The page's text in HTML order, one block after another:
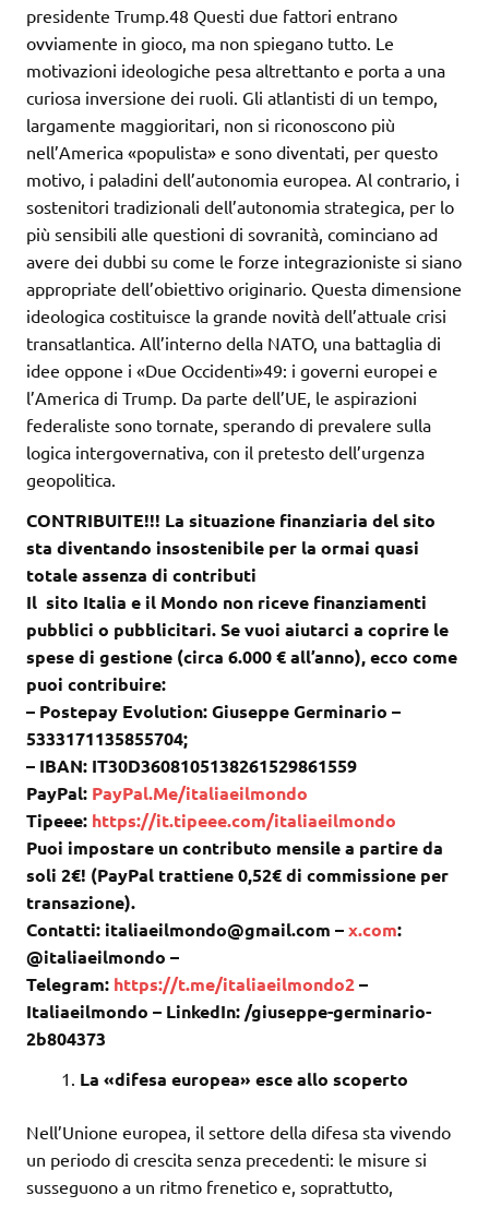
presidente Trump.48 Questi due fattori entrano
ovviamente in gioco, ma non spiegano tutto. Le
motivazioni ideologiche pesa altrettanto e porta a una
curiosa inversione dei ruoli. Gli atlantisti di un tempo,
largamente maggioritari, non si riconoscono più
nell’America «populista» e sono diventati, per questo
motivo, i paladini dell’autonomia europea. Al contrario, i
sostenitori tradizionali dell’autonomia strategica, per lo
più sensibili alle questioni di sovranità, cominciano ad
avere dei dubbi su come le forze integrazioniste si siano
appropriate dell’obiettivo originario. Questa dimensione
ideologica costituisce la grande novità dell’attuale crisi
transatlantica. All’interno della NATO, una battaglia di
idee oppone i «Due Occidenti»49: i governi europei e
l’America di Trump. Da parte dell’UE, le aspirazioni
federaliste sono tornate, sperando di prevalere sulla
logica intergovernativa, con il pretesto dell’urgenza
geopolitica.
CONTRIBUITE!!! La situazione finanziaria del sito
sta diventando insostenibile per la ormai quasi
totale assenza di contributi
Il sito Italia e il Mondo non riceve finanziamenti
pubblici o pubblicitari. Se vuoi aiutarci a coprire le
spese di gestione (circa 6.000 € all’anno), ecco come
puoi contribuire:
– Postepay Evolution: Giuseppe Germinario –
5333171135855704;
– IBAN: IT30D3608105138261529861559
PayPal: PayPal.Me/italiaeilmondo
Tipeee: https://it.tipeee.com/italiaeilmondo
Puoi impostare un contributo mensile a partire da
soli 2€! (PayPal trattiene 0,52€ di commissione per
transazione).
Contatti: italiaeilmondo@gmail.com –x.com:
@italiaeilmondo –
Telegram: https://t.me/italiaeilmondo2–
Italiaeilmondo – LinkedIn: /giuseppe-germinario-
2b804373
La «difesa europea» esce allo scoperto
Nell’Unione europea, il settore della difesa sta vivendo
un periodo di crescita senza precedenti: le misure si
susseguono a un ritmo frenetico e, soprattutto,